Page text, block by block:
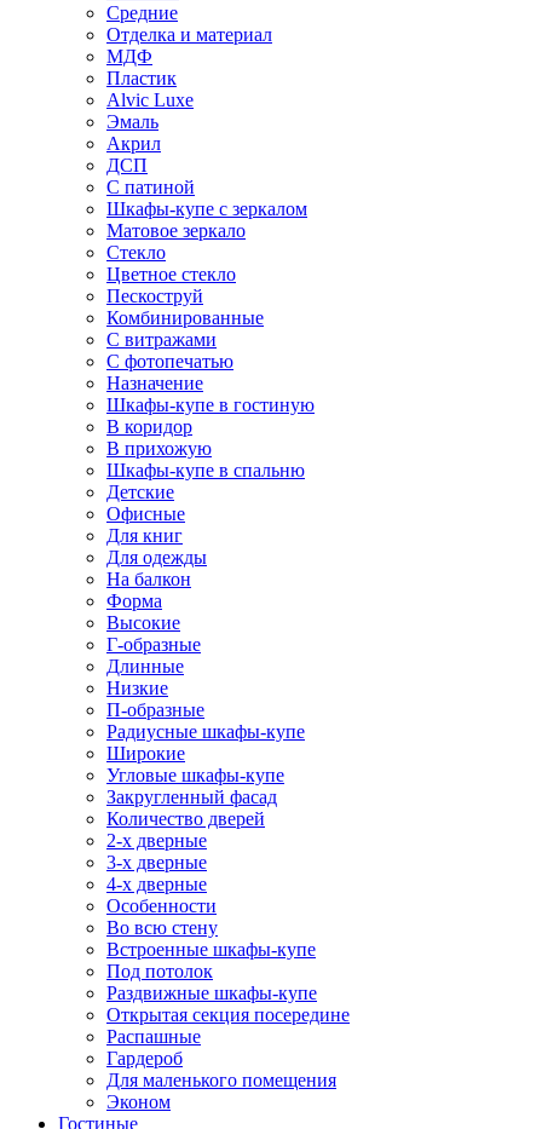
Средние
Отделка и материал
МДФ
Пластик
Alvic Luxe
Эмаль
Акрил
ДСП
С патиной
Шкафы-купе с зеркалом
Матовое зеркало
Стекло
Цветное стекло
Пескоструй
Комбинированные
С витражами
С фотопечатью
Назначение
Шкафы-купе в гостиную
В коридор
В прихожую
Шкафы-купе в спальню
Детские
Офисные
Для книг
Для одежды
На балкон
Форма
Высокие
Г-образные
Длинные
Низкие
П-образные
Радиусные шкафы-купе
Широкие
Угловые шкафы-купе
Закругленный фасад
Количество дверей
2-х дверные
3-х дверные
4-х дверные
Особенности
Во всю стену
Встроенные шкафы-купе
Под потолок
Раздвижные шкафы-купе
Открытая секция посередине
Распашные
Гардероб
Для маленького помещения
Эконом
Гостиные